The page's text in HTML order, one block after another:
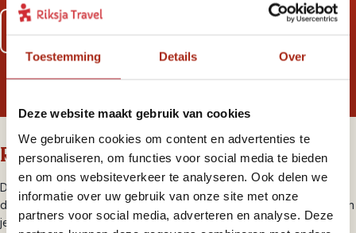
Toestemming Details Over
Deze website maakt gebruik van cookies
We gebruiken cookies om content en advertenties te
personaliseren, om functies voor social media te bieden
en om ons websiteverkeer te analyseren. Ook delen we
informatie over uw gebruik van onze site met onze
partners voor social media, adverteren en analyse. Deze
Riksja brengt je dichterbij
De highlights van Peru, Bolivia & Chili zijn natuurlijk niet voor niets
de highlights. Die wil je zien en laten we je ook zien. Maar we willen
je ook graag verrassen met de onontdekte parels en unieke